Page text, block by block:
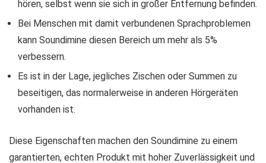
hören, selbst wenn sie sich in großer Entfernung befinden.
Bei Menschen mit damit verbundenen Sprachproblemen
kann Soundimine diesen Bereich um mehr als 5%
verbessern.
Es ist in der Lage, jegliches Zischen oder Summen zu
beseitigen, das normalerweise in anderen Hörgeräten
vorhanden ist.
Diese Eigenschaften machen den Soundimine zu einem
garantierten, echten Produkt mit hoher Zuverlässigkeit und